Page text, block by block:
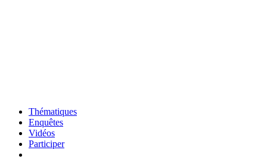
Thématiques
Enquêtes
Vidéos
Participer